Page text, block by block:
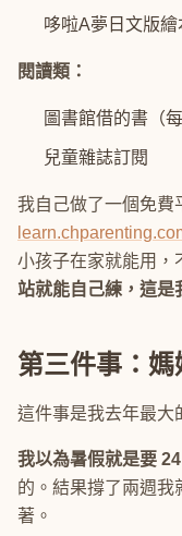
哆啦A夢日文版繪
閱讀類：
圖書館借的書（
兒童雜誌訂閱
我自己做了一個免費
小孩子在家就能用，
站就能自己練，這是
第三件事：媽
這件事是我去年最大
我以為暑假就是要
的。結果撐了兩週我
著。